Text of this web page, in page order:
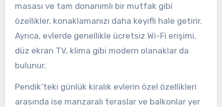
masası ve tam donanımlı bir mutfak gibi
özellikler, konaklamanızı daha keyifli hale getirir.
Ayrıca, evlerde genellikle ücretsiz Wi-Fi erişimi,
düz ekran TV, klima gibi modern olanaklar da
bulunur.
Pendik’teki günlük kiralık evlerin özel özellikleri
arasında ise manzaralı teraslar ve balkonlar yer